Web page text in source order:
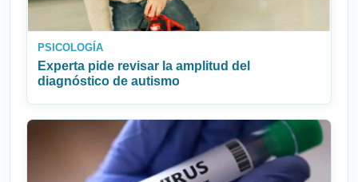
PSICOLOGÍA
Experta pide revisar la amplitud del
diagnóstico de autismo